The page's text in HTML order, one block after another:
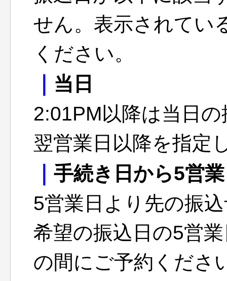
せん。表示されてい
ください。
当日
2:01PM以降は当日
翌営業日以降を指定
手続き日から5営
5営業日より先の振
希望の振込日の5営
の間にご予約くださ